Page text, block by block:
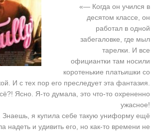
«— Когда он учился в
десятом классе, он
работал в одной
забегаловке, где мыл
тарелки. И все
официантки там носили
коротенькие платьишки со
И с тех пор его преследует эта фантазия.
Ясно. Я-то думала, это что-то охрененно
ужасное!
я купила себе такую униформу ещё
надеть и удивить его, но как-то времени не